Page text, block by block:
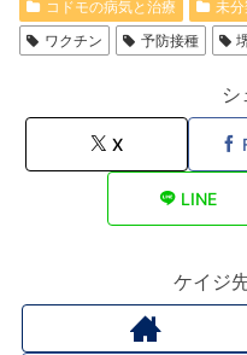
コドモの病気と治療 未
ワクチン
予防接種
シ
X
LINE
ケイジ